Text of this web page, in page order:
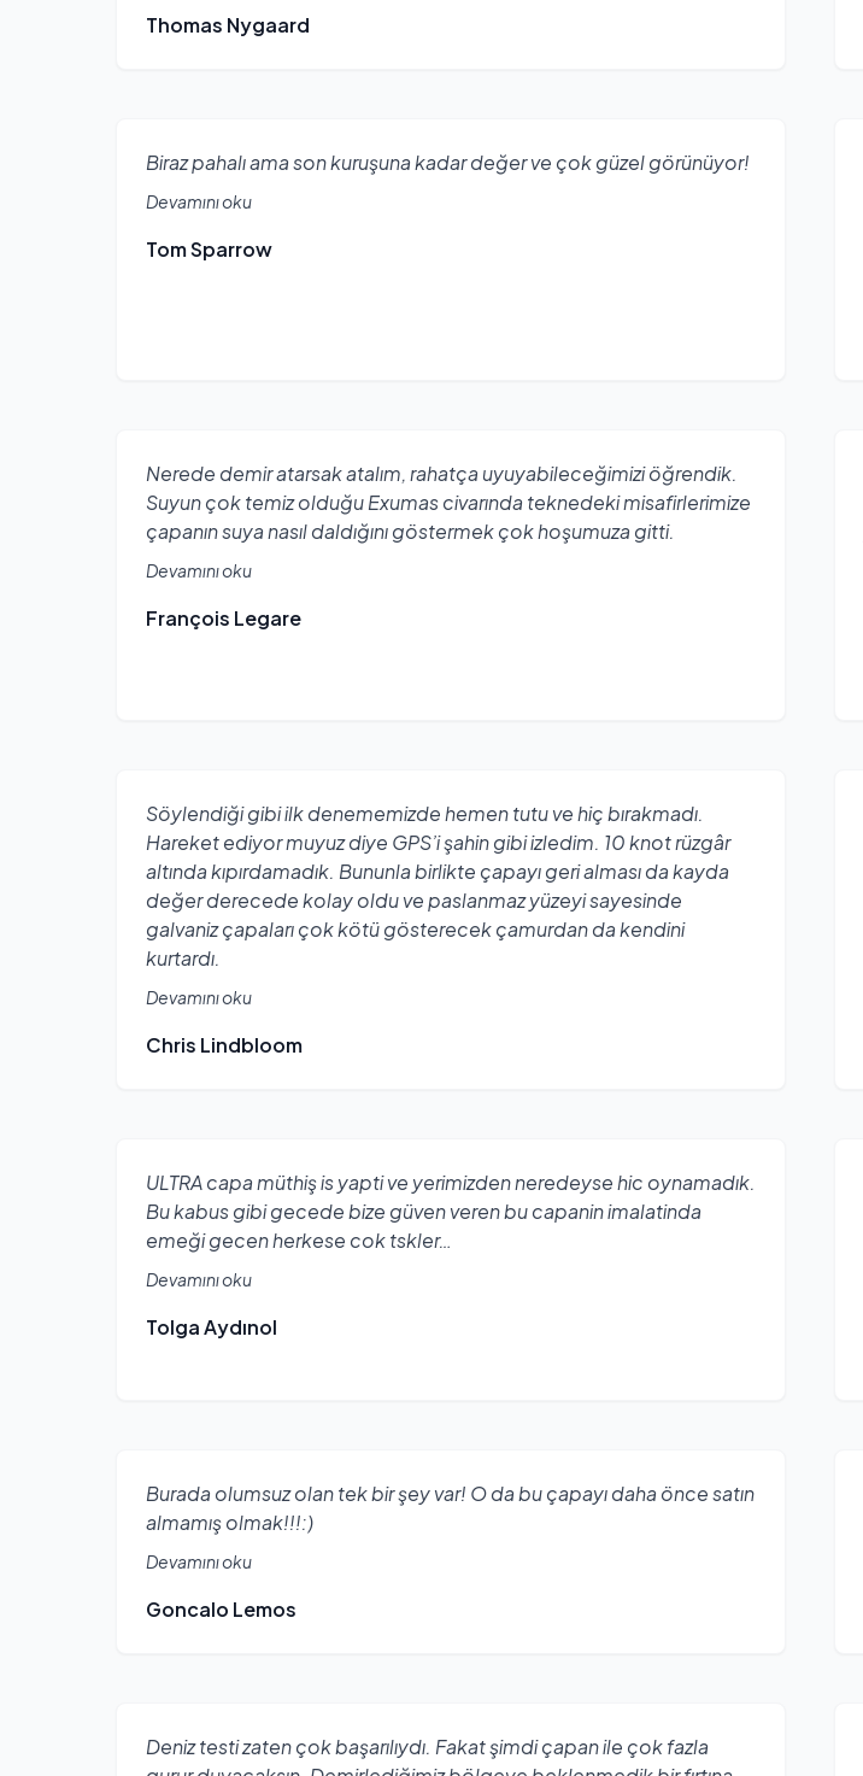
Thomas Nygaard
Biraz pahalı ama son kuruşuna kadar değer ve çok güzel görünüyor!
Devamını oku
Tom Sparrow
Nerede demir atarsak atalım, rahatça uyuyabileceğimizi öğrendik.
Suyun çok temiz olduğu Exumas civarında teknedeki misafirlerimize
çapanın suya nasıl daldığını göstermek çok hoşumuza gitti.
Devamını oku
François Legare
Söylendiği gibi ilk denememizde hemen tutu ve hiç bırakmadı.
Hareket ediyor muyuz diye GPS’i şahin gibi izledim. 10 knot rüzgâr
altında kıpırdamadık. Bununla birlikte çapayı geri alması da kayda
değer derecede kolay oldu ve paslanmaz yüzeyi sayesinde
galvaniz çapaları çok kötü gösterecek çamurdan da kendini
kurtardı.
Devamını oku
Chris Lindbloom
ULTRA capa müthiş is yapti ve yerimizden neredeyse hic oynamadık.
Bu kabus gibi gecede bize güven veren bu capanin imalatinda
emeği gecen herkese cok tskler…
Devamını oku
Tolga Aydınol
Burada olumsuz olan tek bir şey var! O da bu çapayı daha önce satın
almamış olmak!!!:)
Devamını oku
Goncalo Lemos
Deniz testi zaten çok başarılıydı. Fakat şimdi çapan ile çok fazla